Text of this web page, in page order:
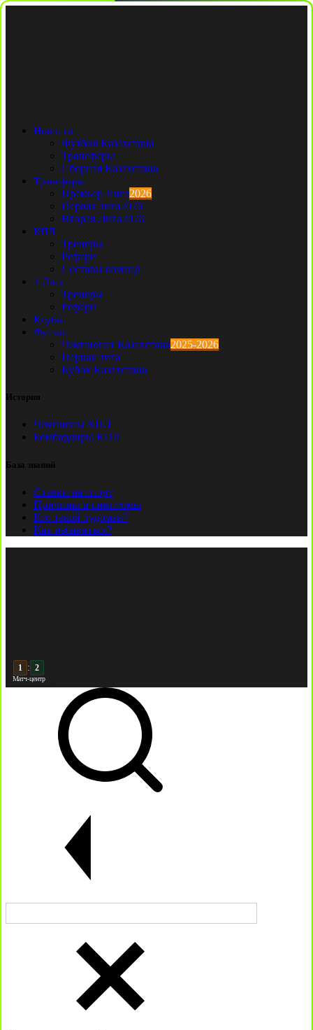
Новости
Футбол Казахстана
Трансферы
Сборная Казахстана
Трансферы
Премьер Лига2026
Первая лига2026
Вторая Лига2026
КПЛ
Тренеры
Рефери
Составы команд
1 Лига
Тренеры
Рефери
Клубы
Футзал
Чемпионат Казахстана2025-2026
Первая лига
Кубок Казахстана
История
Чемпионы КПЛ
Бомбардиры КПЛ
База знаний
Ставки на спорт
Причины и симптомы
Кто такой лудоман?
Как избавиться?
2 : 2
Матч-центр